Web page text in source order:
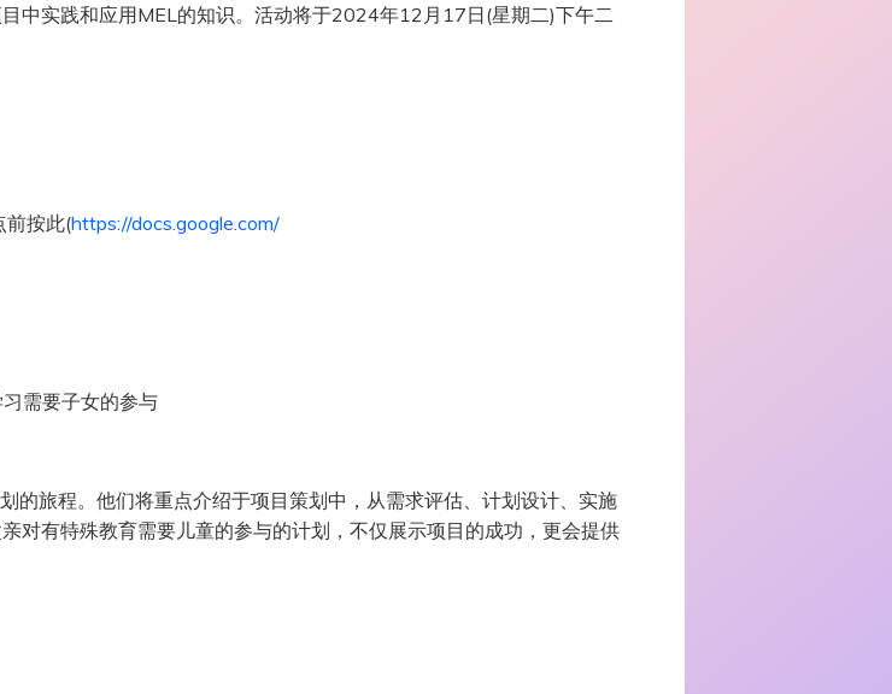
中实践和应用MEL的知识。活动将于2024年12月17日(星期二)下午二
按此(https://docs.google.com/
需要子女的参与
的旅程。他们将重点介绍于项目策划中，从需求评估、计划设计、实施
对有特殊教育需要儿童的参与的计划，不仅展示项目的成功，更会提供